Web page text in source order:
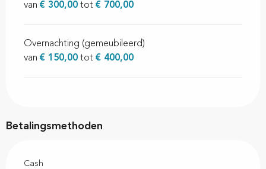
van € 300,00 tot € 700,00
Overnachting (gemeubileerd)
van € 150,00 tot € 400,00
Betalingsmethoden
Cash